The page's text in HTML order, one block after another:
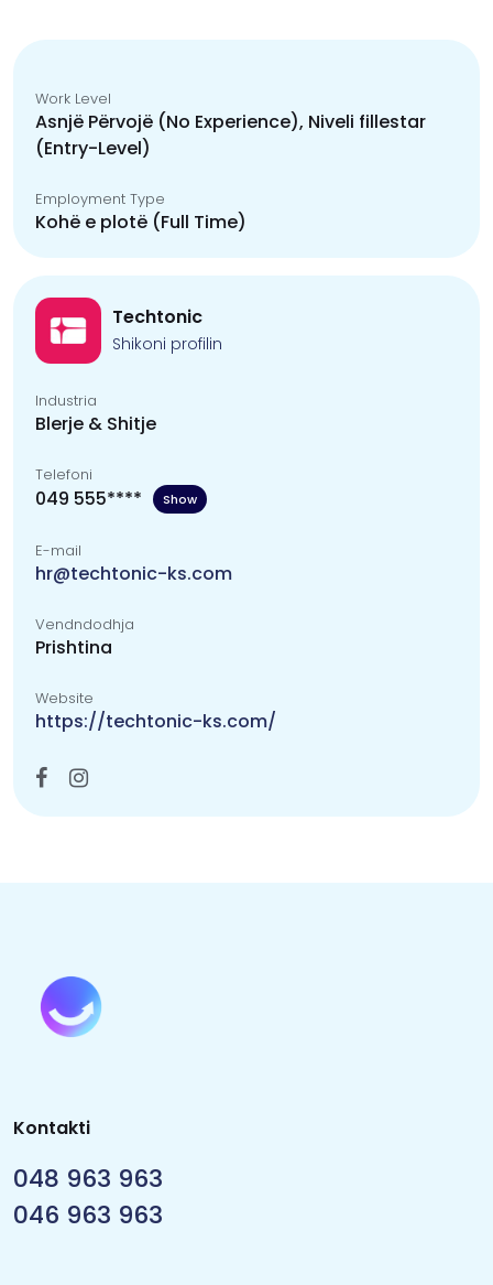
Work Level
Asnjë Përvojë (No Experience), Niveli fillestar
(Entry-Level)
Employment Type
Kohë e plotë (Full Time)
Techtonic
Shikoni profilin
Industria
Blerje & Shitje
Telefoni
049 555**** Show
E-mail
hr@techtonic-ks.com
Vendndodhja
Prishtina
Website
https://techtonic-ks.com/
Kontakti
048 963 963
046 963 963